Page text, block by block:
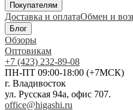
Покупателям
Доставка и оплатаОбмен и
Блог
Обзоры
Оптовикам
+7 (423) 232-89-08
ПН-ПТ 09:00-18:00 (+7МСК)
г. Владивосток
ул. Русская 94а, офис 707.
office@higashi.ru